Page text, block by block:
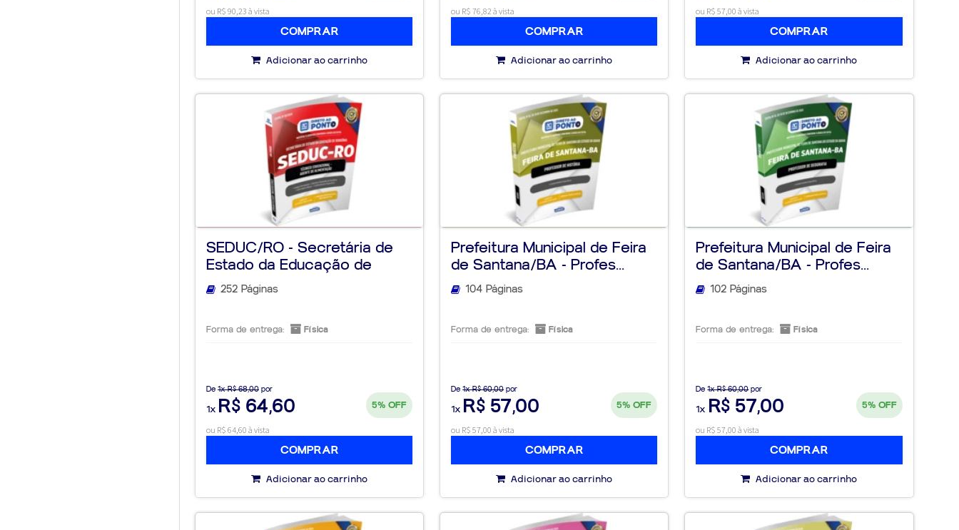
ou R$ 90,23 à vista
COMPRAR
Adicionar ao carrinho
ou R$ 76,82 à vista
COMPRAR
Adicionar ao carrinho
ou R$ 57,00 à vista
COMPRAR
Adicionar ao carrinho
SEDUC/RO - Secretária de
Estado da Educação de
Rondô...
252 Páginas
Forma de entrega: Física
De 1x R$ 68,00 por
1x R$ 64,60 5% OFF
ou R$ 64,60 à vista
COMPRAR
Adicionar ao carrinho
Prefeitura Municipal de Feira
de Santana/BA - Profes...
104 Páginas
Forma de entrega: Física
De 1x R$ 60,00por
1x R$ 57,00 5% OFF
ou R$ 57,00 à vista
COMPRAR
Adicionar ao carrinho
Prefeitura Municipal de Feira
de Santana/BA - Profes...
102 Páginas
Forma de entrega: Física
De 1x R$ 60,00por
1x R$ 57,00 5% OFF
ou R$ 57,00 à vista
COMPRAR
Adicionar ao carrinho